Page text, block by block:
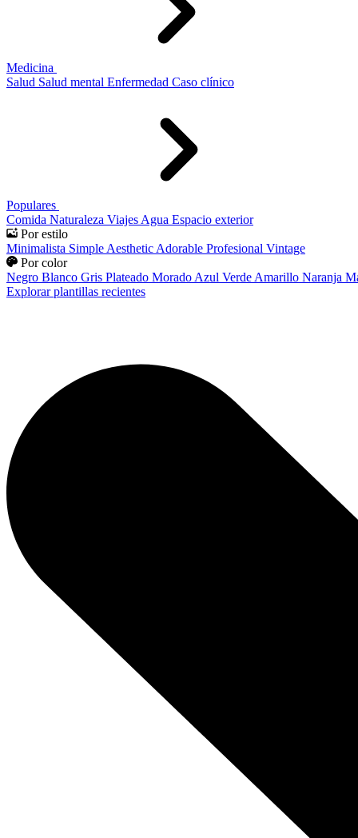
Medicina
Salud Salud mental Enfermedad Caso clínico
Populares
Comida Naturaleza Viajes Agua Espacio exterior
Por estilo
Minimalista Simple Aesthetic Adorable Profesional Vintage
Por color
Negro Blanco Gris Plateado Morado Azul Verde Amarillo Naranja
Explorar plantillas recientes